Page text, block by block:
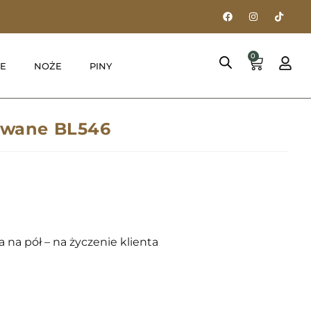
NOŻE PINY
0
BL546
pół – na życzenie klienta